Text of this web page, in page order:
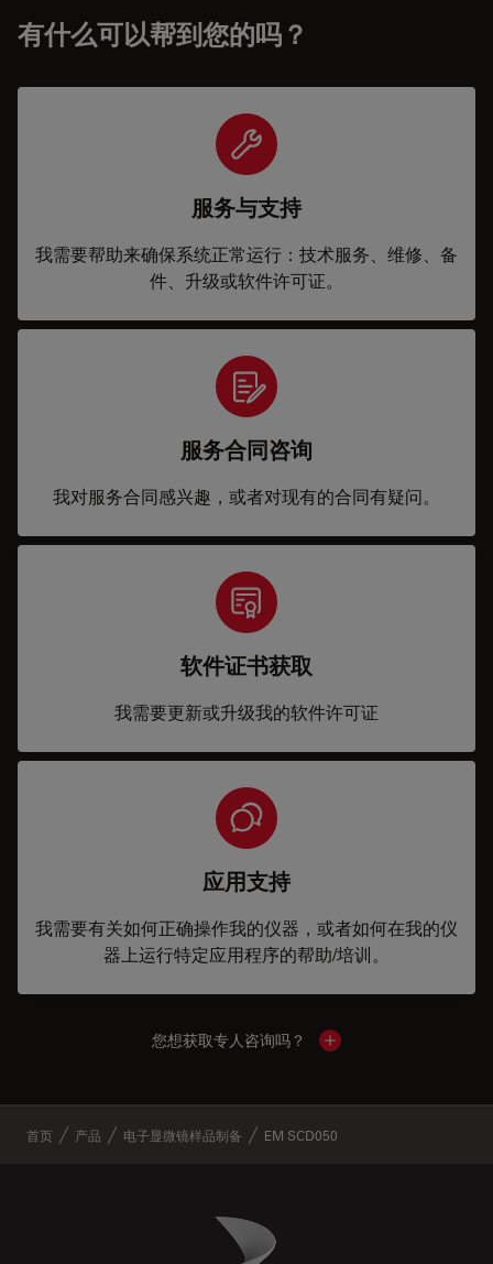
有什么可以帮到您的吗？
服务与支持
我需要帮助来确保系统正常运行：技术服务、维修、备
件、升级或软件许可证。
服务合同咨询
我对服务合同感兴趣，或者对现有的合同有疑问。
软件证书获取
我需要更新或升级我的软件许可证
应用支持
我需要有关如何正确操作我的仪器，或者如何在我的仪
器上运行特定应用程序的帮助/培训。
您想获取专人咨询吗？ Show local contacts
首页 产品 电子显微镜样品制备 EM SCD050
Danaher Logo